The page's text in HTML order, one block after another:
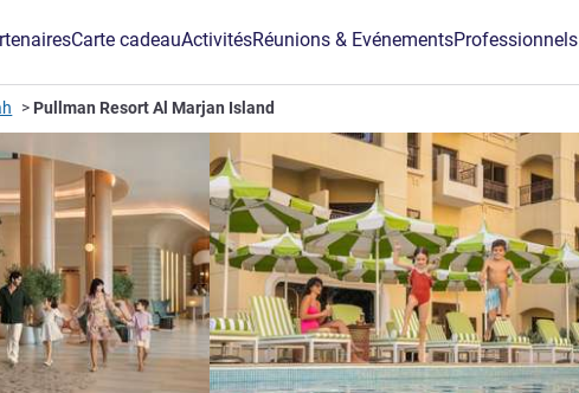
Carte cadeauActivitésRéunions & EvénementsProfessionnels
Pullman Resort Al Marjan Island